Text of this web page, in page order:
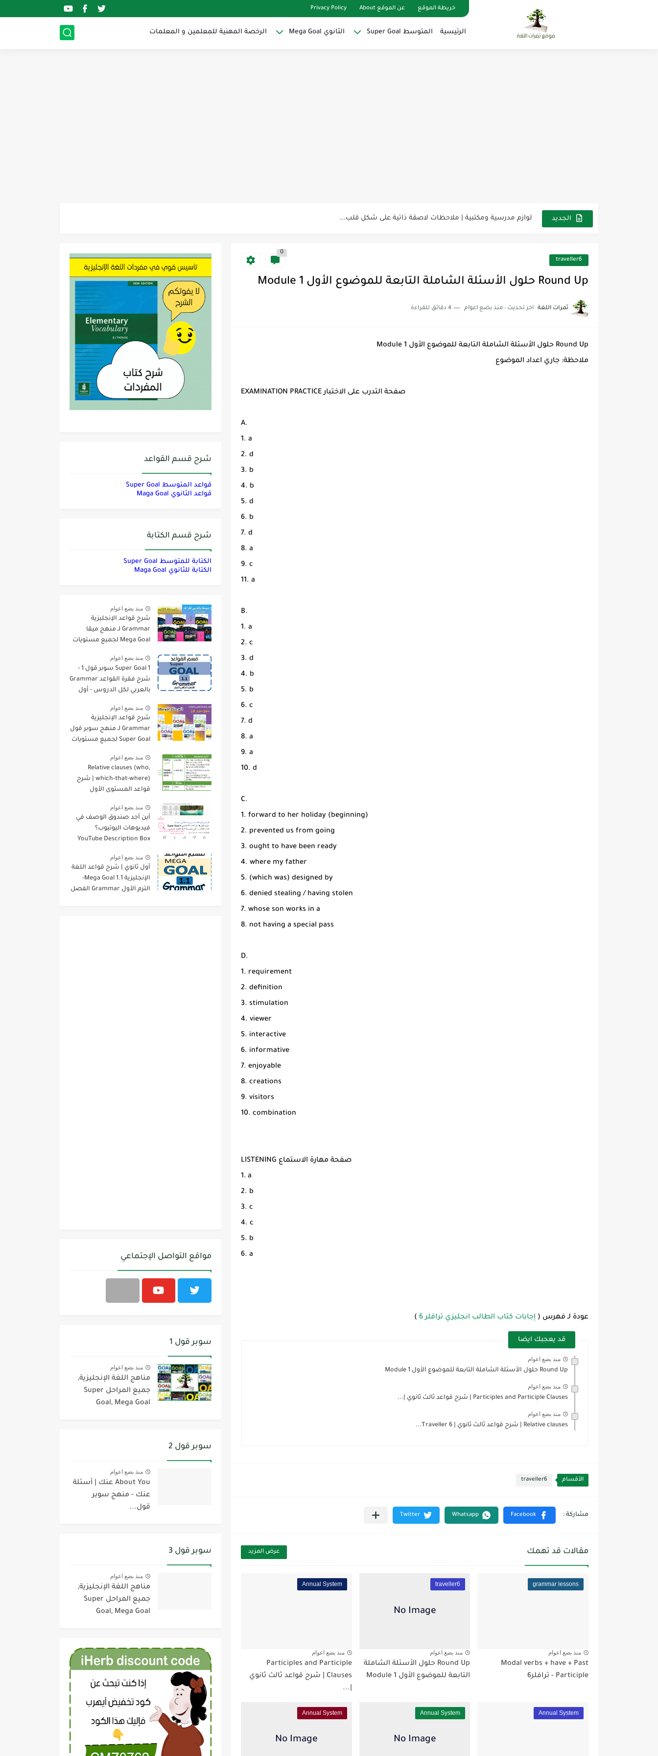
خريطة الموقع عن الموقع About Privacy Policy
الرئيسية المتوسط Super Goal الثانوي Mega Goal الرخصة المهنية للمعلمين و المعلمات
الجديد لوازم مدرسية ومكتبية | ملاحظات لاصقة ذاتية على شكل قلب...
أفضل أكواد خصم تفيدك عند التسوق Discount Codes That Help...
شرح قسم القراءة لكل وحدات الكتاب Super Goal 3 -...
traveller6
0
Round Up حلول الأسئلة الشاملة التابعة للموضوع الأول Module 1
ثمرات اللغة اخر تحديث : منذ بضع اعوام 4 دقائق للقراءة
Round Up حلول الأسئلة الشاملة التابعة للموضوع الأول Module 1
ملاحظة: جاري اعداد الموضوع
EXAMINATION PRACTICE صفحة التدرب على الاختبار
A.
1. a
2. d
3. b
4. b
5. d
6. b
7. d
8. a
9. c
11. a
B.
1. a
2. c
3. d
4. b
5. b
6. c
7. d
8. a
9. a
10. d
C.
1. forward to her holiday (beginning)
2. prevented us from going
3. ought to have been ready
4. where my father
5. (which was) designed by
6. denied stealing / having stolen
7. whose son works in a
8. not having a special pass
D.
1. requirement
2. definition
3. stimulation
4. viewer
5. interactive
6. informative
7. enjoyable
8. creations
9. visitors
10. combination
LISTENING صفحة مهارة الاستماع
1. a
2. b
3. c
4. c
5. b
6. a
عودة لـ فهرس ( إجابات كتاب الطالب انجليزي ترافلر 6 )
قد يعجبك ايضا
منذ بضع اعوام
Round Up حلول الأسئلة الشاملة التابعة للموضوع الأول Module 1
منذ بضع اعوام
Participles and Participle Clauses | شرح قواعد ثالث ثانوي |...
منذ بضع اعوام
Relative clauses | شرح قواعد ثالث ثانوي | Traveller 6...
الأقسام traveller6
مقالات قد تهمك عرض المزيد
grammar lessons
منذ بضع اعوام
Modal verbs + have + Past
Participle - ترافلر6
traveller6
منذ بضع اعوام
Round Up حلول الأسئلة الشاملة
التابعة للموضوع الأول Module 1
Annual System
منذ بضع اعوام
Participles and Participle
Clauses | شرح قواعد ثالث ثانوي
|...
Annual System
Annual System
Annual System
شرح قسم القواعد
قواعد المتوسط Super Goal
قواعد الثانوي Maga Goal
شرح قسم الكتابة
الكتابة للمتوسط Super Goal
الكتابة للثانوي Maga Goal
منذ بضع اعوام
شرح قواعد الإنجليزية
Grammar لـ منهج ميقا
Mega Goal لجميع مستويات
منذ بضع اعوام
Super Goal 1 سوبر قول 1 -
شرح فقرة القواعد Grammar
بالعربي لكل الدروس - أول
الأول
منذ بضع اعوام
شرح قواعد الإنجليزية
Grammar لـ منهج سوبر قول
Super Goal لجميع مستويات
منذ بضع اعوام
Relative clauses (who,
which-that-where) | شرح
قواعد المستوى الأول
منذ بضع اعوام
أين أجد صندوق الوصف في
فيديوهات اليوتيوب؟
YouTube Description Box
منذ بضع اعوام
أول ثانوي | شرح قواعد اللغة
الإنجليزية 1.1 Mega Goal-
الترم الأول Grammar الفصل
مواقع التواصل الإجتماعي
سوبر قول 1
منذ بضع اعوام
مناهج اللغة الإنجليزية,
جميع المراحل Super
Goal, Mega Goal
سوبر قول 2
منذ بضع اعوام
About You عنك | أسئلة
عنك - منهج سوبر
قول...
سوبر قول 3
منذ بضع اعوام
مناهج اللغة الإنجليزية,
جميع المراحل Super
Goal, Mega Goal